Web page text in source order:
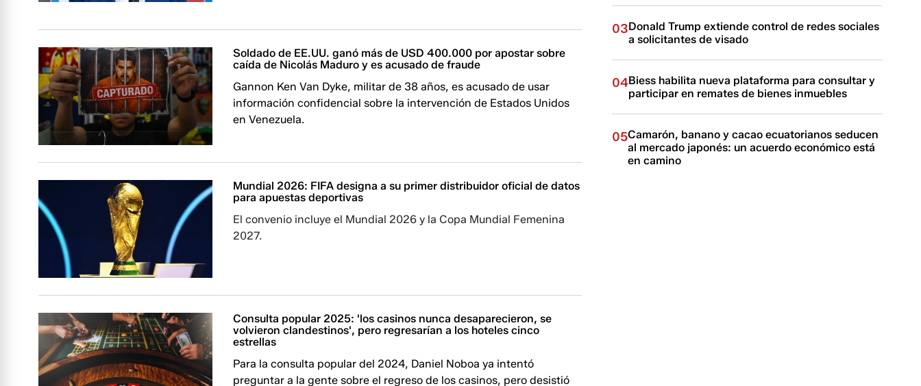
Soldado de EE.UU. ganó más de USD 400.000 por apostar sobre
caída de Nicolás Maduro y es acusado de fraude
Gannon Ken Van Dyke, militar de 38 años, es acusado de usar
información confidencial sobre la intervención de Estados Unidos
en Venezuela.
Mundial 2026: FIFA designa a su primer distribuidor oficial de datos
para apuestas deportivas
El convenio incluye el Mundial 2026 y la Copa Mundial Femenina
2027.
Consulta popular 2025: 'los casinos nunca desaparecieron, se
volvieron clandestinos', pero regresarían a los hoteles cinco
estrellas
Para la consulta popular del 2024, Daniel Noboa ya intentó
preguntar a la gente sobre el regreso de los casinos, pero desistió
03Donald Trump extiende control de redes sociales
a solicitantes de visado
04Biess habilita nueva plataforma para consultar y
participar en remates de bienes inmuebles
05Camarón, banano y cacao ecuatorianos seducen
al mercado japonés: un acuerdo económico está
en camino